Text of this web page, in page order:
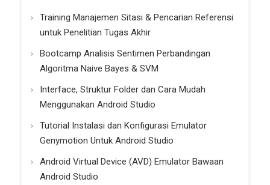
Training Manajemen Sitasi & Pencarian Referensi
untuk Penelitian Tugas Akhir
Bootcamp Analisis Sentimen Perbandingan
Algoritma Naive Bayes & SVM
Interface, Struktur Folder dan Cara Mudah
Menggunakan Android Studio
Tutorial Instalasi dan Konfigurasi Emulator
Genymotion Untuk Android Studio
Android Virtual Device (AVD) Emulator Bawaan
Android Studio